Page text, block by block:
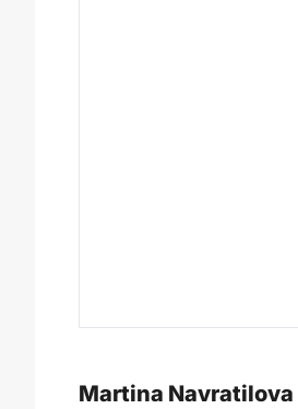
Martina Navratilova